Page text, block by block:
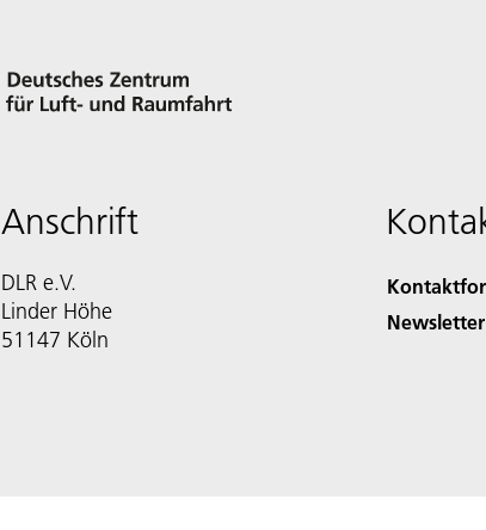
Anschrift
DLR e.V.
Linder Höhe
51147 Köln
Newsletter